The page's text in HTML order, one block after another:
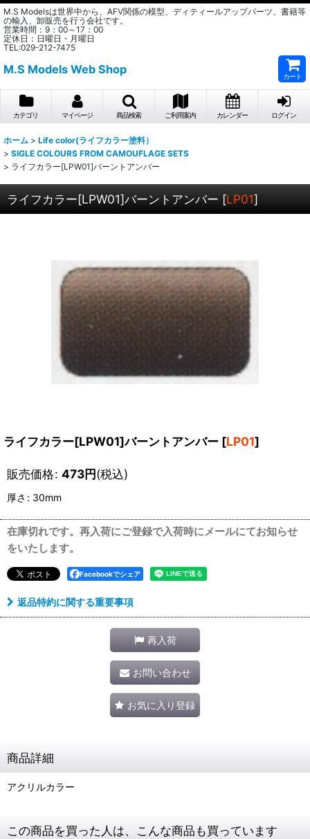
M.S Modelsは世界中から、AFV関係の模型、ディティールアップパーツ、書籍等
の輸入、卸販売を行う会社です。
営業時間：9：00～17：00
定休日：日曜日・月曜日
TEL:029-212-7475
M.S Models Web Shop
カート
カテゴリ マイページ 商品検索 ご利用案内 カレンダー ログイン
ホーム > Life color(ライフカラー塗料）
> SIGLE COLOURS FROM CAMOUFLAGE SETS
> ライフカラー[LPW01]バーントアンバー
ライフカラー[LPW01]バーントアンバー [LP01]
ライフカラー[LPW01]バーントアンバー [LP01]
販売価格: 473円(税込)
厚さ : 30mm
在庫切れです。再入荷にご登録で入荷時にメールにてお知らせ
をいたします。
Facebookでシェア
返品特約に関する重要事項
再入荷
お問い合わせ
お気に入り登録
商品詳細
アクリルカラー
この商品を買った人は、こんな商品も買っています